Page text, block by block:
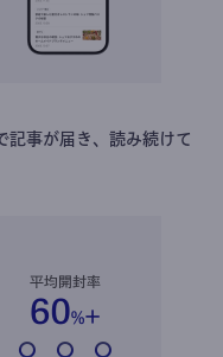
記事が届き、読み続けて